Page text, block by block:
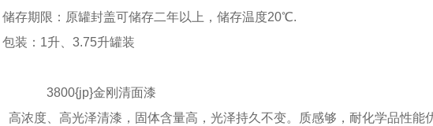
储存期限：原罐封盖可储存二年以上，储存温度20℃.
包装：1升、3.75升罐装
3800{jp}金刚清面漆
高浓度、高光泽清漆，固体含量高，光泽持久不变。质感够，耐化学品性能